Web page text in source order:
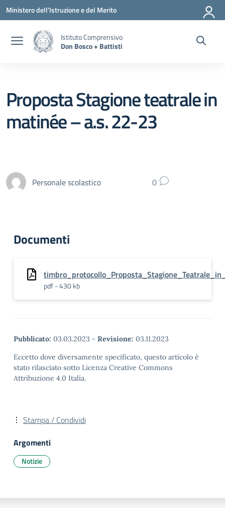
Vai ai contenuti
Vai al menu di navigazione
Vai al footer
Ministero dell'Istruzione e del Merito
Istituto Comprensivo
Don Bosco + Battisti
Proposta Stagione teatrale in
matinée – a.s. 22-23
Personale scolastico 0
Documenti
pdf - 430 kb
Pubblicato: 03.03.2023 - Revisione: 03.11.2023
Eccetto dove diversamente specificato, questo articolo è
stato rilasciato sotto Licenza Creative Commons
Attribuzione 4.0 Italia.
Stampa / Condividi
Argomenti
Notizie